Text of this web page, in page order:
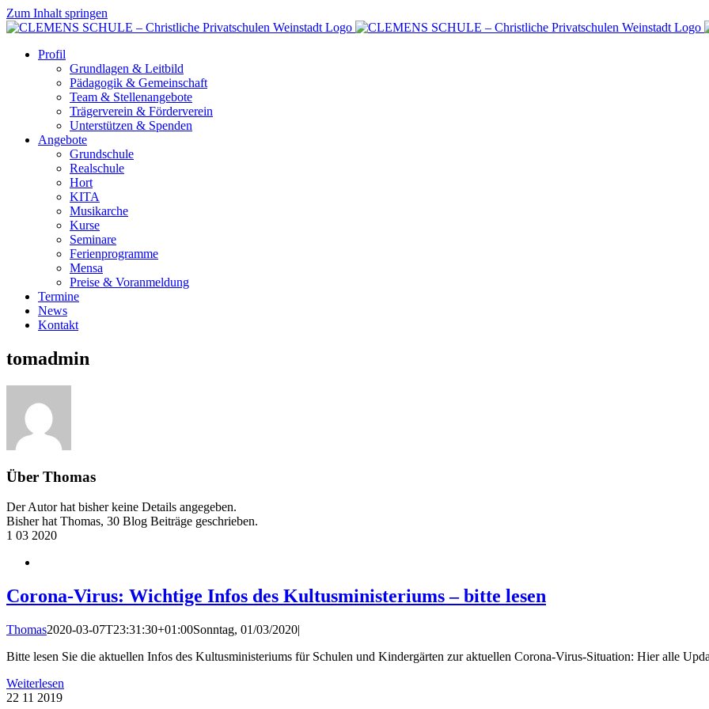
Zum Inhalt springen
Profil
Grundlagen & Leitbild
Pädagogik & Gemeinschaft
Team & Stellenangebote
Trägerverein & Förderverein
Unterstützen & Spenden
Angebote
Grundschule
Realschule
Hort
KITA
Musikarche
Kurse
Seminare
Ferienprogramme
Mensa
Preise & Voranmeldung
Termine
News
Kontakt
tomadmin
Über Thomas
Der Autor hat bisher keine Details angegeben.
Bisher hat Thomas, 30 Blog Beiträge geschrieben.
1 03 2020
Corona-Virus: Wichtige Infos des Kultusministeriums – bitte lesen
Thomas2020-03-07T23:31:30+01:00Sonntag, 01/03/2020|
Bitte lesen Sie die aktuellen Infos des Kultusministeriums für Schulen und Kindergärten zur aktuellen Corona-Virus-Situation: Hier alle
Weiterlesen
22 11 2019